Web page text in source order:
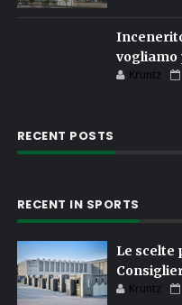
vogliamo
Kruntz
RECENT POSTS
RECENT IN SPORTS
Le scelte
Kruntz